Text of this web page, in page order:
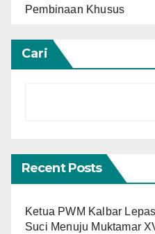
Pembinaan Khusus
Cari
Recent Posts
Ketua PWM Kalbar
Suci Menuju Muktamar